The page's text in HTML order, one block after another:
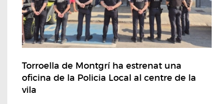
Torroella de Montgrí ha estrenat una
oficina de la Policia Local al centre de la
vila